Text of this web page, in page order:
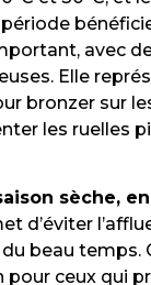
avec
Elle
bronzer sur
les ruelles
sèche,
d’éviter
beau temps.
pour ceux qui